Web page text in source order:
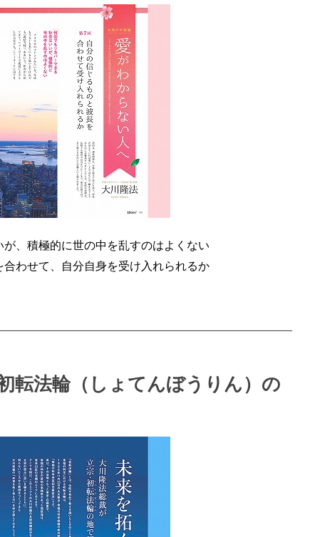
、積極的に世の中を乱すのはよくない
わせて、自分自身を受け入れられるか
転法輪（しょてんぼうりん）の